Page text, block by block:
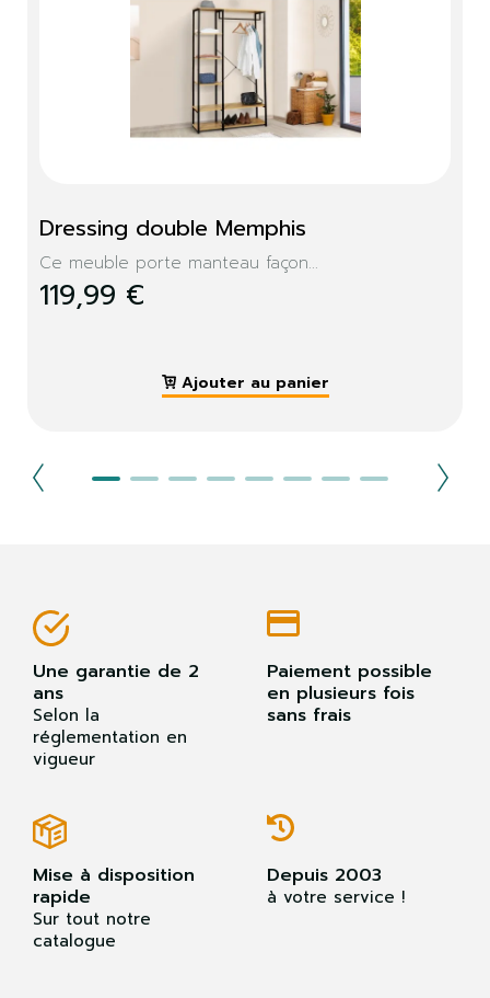
Dressing double Memphis
Ce meuble porte manteau façon...
119,99 €
Ajouter au panier
Une garantie de 2
ans
Selon la
réglementation en
vigueur
Paiement possible
en plusieurs fois
sans frais
Mise à disposition
rapide
Sur tout notre
catalogue
Depuis 2003
à votre service !